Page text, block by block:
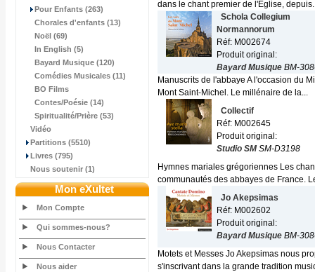
Pour Enfants (263)
Chorales d'enfants (13)
Noël (69)
In English (5)
Bayard Musique (120)
Comédies Musicales (11)
BO Films
Contes/Poésie (14)
Spiritualité/Prière (53)
Vidéo
Partitions (5510)
Livres (795)
Nous soutenir (1)
Mon eXultet
Mon Compte
Qui sommes-nous?
Nous Contacter
Nous aider
dans le chant premier de l'Eglise,
Schola Collegium
Normannorum
Réf: M002674
Produit original:
Bayard Musique BM-
Manuscrits de l'abbaye A l'occasion du
Mont Saint-Michel. Le millénaire de la...
Collectif
Réf: M002645
Produit original:
Studio SM SM-D3198
Hymnes mariales grégoriennes Les
communautés des abbayes de France.
Jo Akepsimas
Réf: M002602
Produit original:
Bayard Musique BM-
Motets et Messes Jo Akepsimas nous
s'inscrivant dans la grande tradition